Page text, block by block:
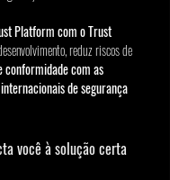
Platform com o Trust
reduz riscos de
conformidade com as
de segurança
você à solução certa